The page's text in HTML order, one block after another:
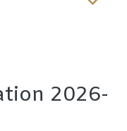
2026-